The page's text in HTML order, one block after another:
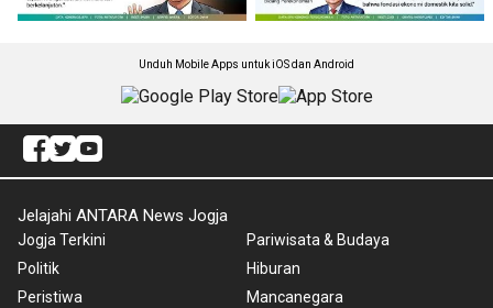
Unduh Mobile Apps untuk iOS dan Android
Jelajahi ANTARA News Jogja
Jogja Terkini
Politik
Peristiwa
Pariwisata & Budaya
Hiburan
Mancanegara